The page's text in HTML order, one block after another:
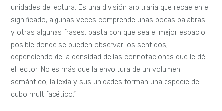
unidades de lectura. Es una división arbitraria que recae en el
significado; algunas veces comprende unas pocas palabras
y otras algunas frases: basta con que sea el mejor espacio
posible donde se pueden observar los sentidos,
dependiendo de la densidad de las connotaciones que le dé
el lector. No es más que la envoltura de un volumen
semántico; la lexía y sus unidades forman una especie de
cubo multifacético.”